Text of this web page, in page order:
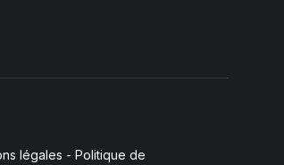
légales - Politique de